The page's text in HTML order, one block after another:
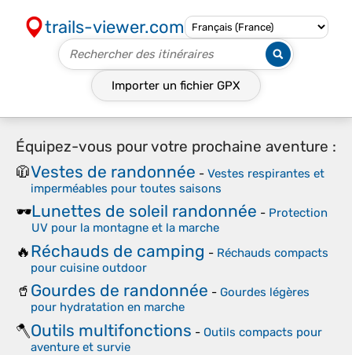
trails-viewer.com
Importer un fichier GPX
Équipez-vous pour votre prochaine aventure :
🧥Vestes de randonnée - Vestes respirantes et
imperméables pour toutes saisons
🕶️Lunettes de soleil randonnée - Protection
UV pour la montagne et la marche
🔥Réchauds de camping - Réchauds compacts
pour cuisine outdoor
🥤 Gourdes de randonnée - Gourdes légères
pour hydratation en marche
🪓Outils multifonctions - Outils compacts pour
aventure et survie